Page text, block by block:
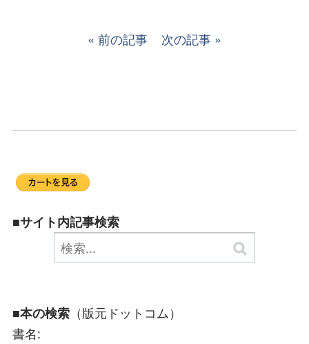
前の記事 次の記事
■サイト内記事検索
■本の検索 （版元ドットコム）
書名: